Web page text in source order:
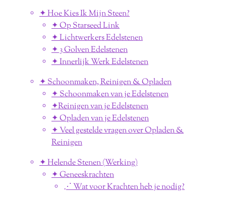
✦ Hoe Kies Ik Mijn Steen?
✦ Op Starseed Link
✦ Lichtwerkers Edelstenen
✦ 3 Golven Edelstenen
✦ Innerlijk Werk Edelstenen
✦ Schoonmaken, Reinigen & Opladen
✦ Schoonmaken van je Edelstenen
✦Reinigen van je Edelstenen
✦ Opladen van je Edelstenen
✦ Veel gestelde vragen over Opladen &
Reinigen
✦ Helende Stenen (Werking)
✦ Geneeskrachten
⋰ Wat voor Krachten heb je nodig?